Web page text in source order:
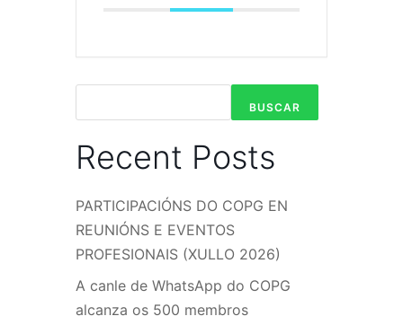
BUSCAR
Recent Posts
PARTICIPACIÓNS DO COPG EN
REUNIÓNS E EVENTOS
PROFESIONAIS (XULLO 2026)
A canle de WhatsApp do COPG
alcanza os 500 membros